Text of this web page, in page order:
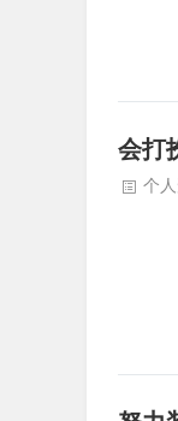
会打
个